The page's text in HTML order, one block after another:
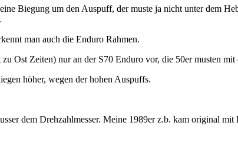
Biegung um den Auspuff, der muste ja nicht unter dem
man auch die Enduro Rahmen.
Ost Zeiten) nur an der S70 Enduro vor, die 50er musten
höher, wegen der hohen Auspuffs.
dem Drehzahlmesser. Meine 1989er z.b. kam original